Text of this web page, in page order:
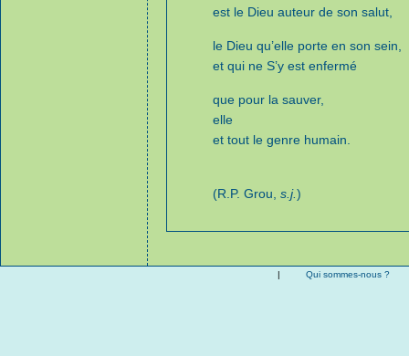
est le Dieu auteur de son salut,
le Dieu qu’elle porte en son sein,
et qui ne S’y est enfermé
que pour la sauver,
elle
et tout le genre humain.
(R.P. Grou, s.j.)
| Qui sommes-nous ?